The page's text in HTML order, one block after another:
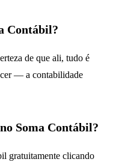
Contábil?
de que ali, tudo é
— a contabilidade
Soma Contábil?
gratuitamente clicando